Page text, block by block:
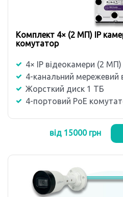
Комплект 4× (2 MП) IP
комутатор
4× IP відеокамери (2 MП)
4-канальний мережевий
Жорсткий диск 1 ТБ
4-портовий PoE
від 15000 грн